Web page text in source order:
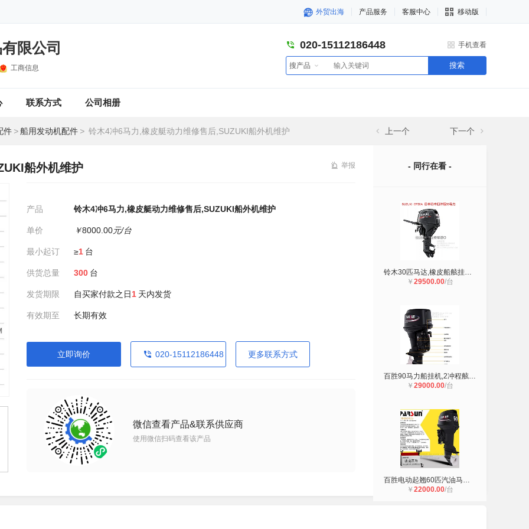
外贸出海 产品服务 客服中心 移动版
限公司
工商信息
020-15112186448 手机查看
搜产品 搜索
联系方式 公司相册
件 >船用发动机配件 > 铃木4冲6马力,橡皮艇动力维修售后,SUZUKI船外机维护 上一个 下一个
船外机维护 举报
产品 铃木4冲6马力,橡皮艇动力维修售后,SUZUKI船外机维护
单价 ￥8000.00元/台
最小起订 ≥1 台
供货总量 300 台
发货期限 自买家付款之日1 天内发货
有效期至 长期有效
立即询价 020-15112186448 更多联系方式
微信查看产品&联系供应商
使用微信扫码查看该产品
- 同行在看 -
铃木30匹马达,橡皮船舷挂机零配件,4
￥ 29500.00/台
百胜90马力船挂机,2冲程舷外机,百胜
￥ 29000.00/台
百胜电动起翘60匹汽油马达,2冲大匹船
￥ 22000.00/台